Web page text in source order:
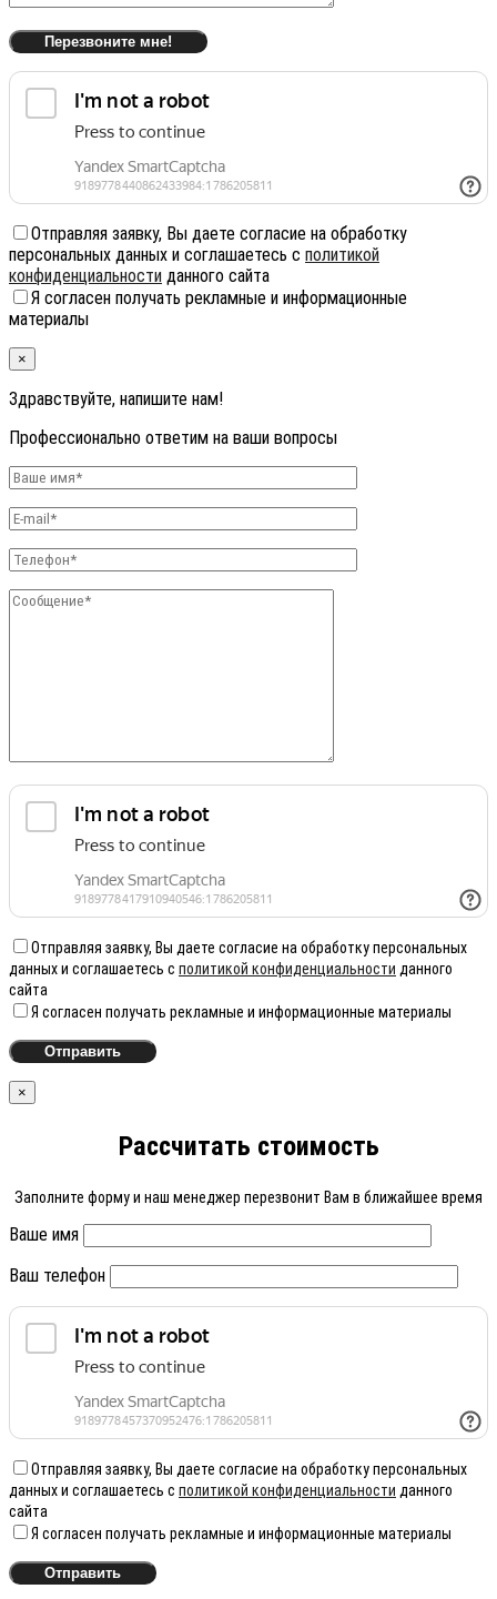
Отправляя заявку, Вы даете согласие на обработку
персональных данных и соглашаетесь с политикой
конфиденциальности данного сайта
Я согласен получать рекламные и информационные
материалы
×
Здравствуйте, напишите нам!
Профессионально ответим на ваши вопросы
Отправляя заявку, Вы даете согласие на обработку персональных
данных и соглашаетесь с политикой конфиденциальности данного
сайта
Я согласен получать рекламные и информационные материалы
×
Рассчитать стоимость
Заполните форму и наш менеджер перезвонит Вам в ближайшее время
Ваше имя
Ваш телефон
Отправляя заявку, Вы даете согласие на обработку персональных
данных и соглашаетесь с политикой конфиденциальности данного
сайта
Я согласен получать рекламные и информационные материалы